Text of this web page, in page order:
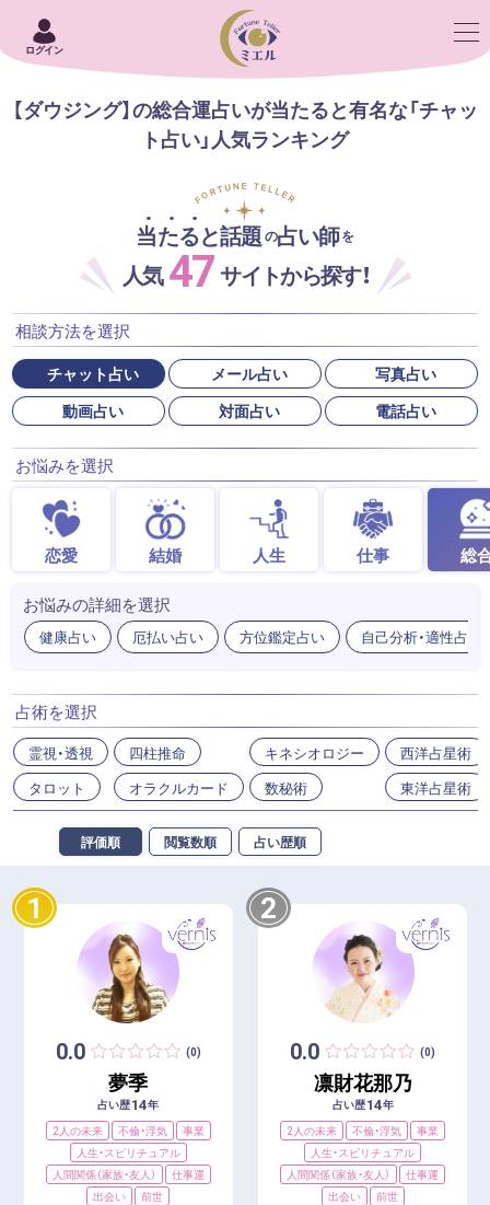
ログイン
【ダウジング】の総合運占いが当たると有名な「チャッ
ト占い」人気ランキング
当たると話題の占い師を
人気47サイトから探す！
相談方法を選択
チャット占い メール占い
写真占い
動画占い
対面占い 電話占い
お悩みを選択
恋愛 結婚 人生 仕事 総
お悩みの詳細を選択
健康占い 厄払い占い 方位鑑定占い 自己分析・適性占い
占術を選択
霊視・透視
タロット
四柱推命
オラクルカード
キネシオロジー
数秘術
西洋占星術
東洋占星術
評価順 閲覧数順 占い歴順
1
0.0 (0)
夢季
占い歴14年
2人の未来
不倫・浮気
事業
人生・スピリチュアル
人間関係（家族・友人）
仕事運
出会い
前世
2
0.0 (0)
凛財花那乃
占い歴14年
2人の未来
不倫・浮気
事業
人生・スピリチュアル
人間関係（家族・友人）
仕事運
出会い
前世